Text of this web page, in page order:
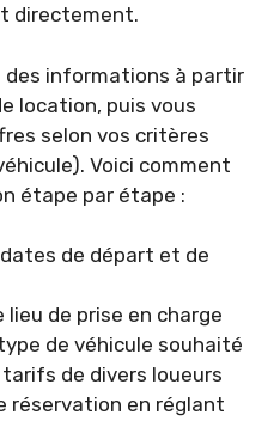
directement.
informations à partir
location, puis vous
selon vos critères
Voici comment
étape par étape :
de départ et de
lieu de prise en charge
de véhicule souhaité
de divers loueurs
réservation en réglant